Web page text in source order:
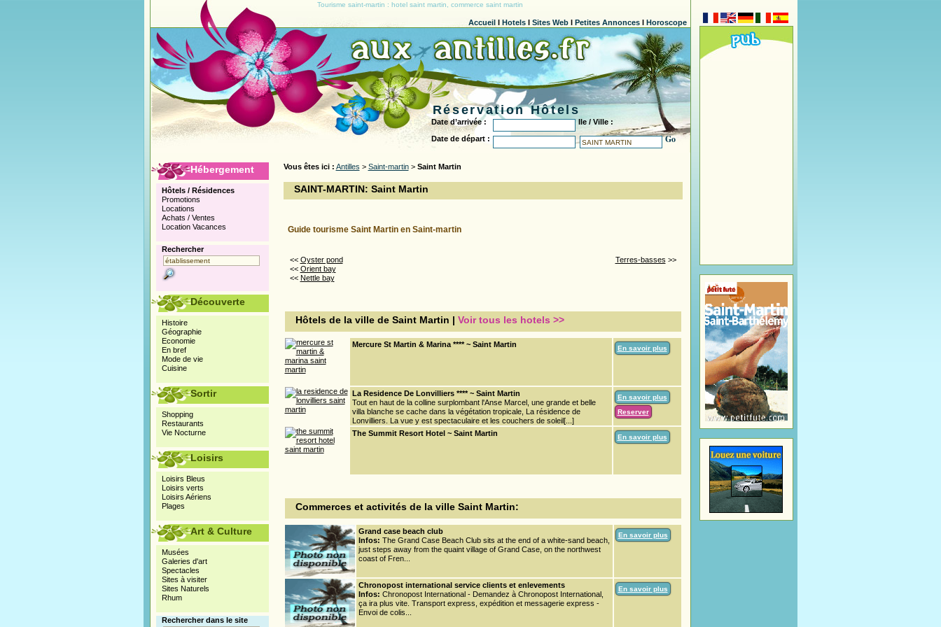
Tourisme saint-martin : hotel saint martin, commerce saint martin
Accueill Hotelsl Sites Webl Petites Annoncesl Horoscope
Réservation Hôtels
Date d’arrivée :
Ile / Ville :
Date de départ :
Go
Vous êtes ici : Antilles > Saint-martin> Saint Martin
SAINT-MARTIN: Saint Martin
Guide tourisme Saint Martin en Saint-martin
<< Oyster pond
<< Orient bay
<< Nettle bay
Terres-basses >>
Hôtels de la ville de Saint Martin | Voir tous les hotels >>
Mercure St Martin & Marina **** ~ Saint Martin En savoir plus
La Residence De Lonvilliers **** ~ Saint Martin
Tout en haut de la colline surplombant l'Anse Marcel, une grande et belle
villa blanche se cache dans la végétation tropicale, La résidence de
Lonvilliers. La vue y est spectaculaire et les couchers de soleil[...]
En savoir plus
Reserver
The Summit Resort Hotel ~ Saint Martin En savoir plus
Commerces et activités de la ville Saint Martin:
Grand case beach club
Infos: The Grand Case Beach Club sits at the end of a white-sand beach,
just steps away from the quaint village of Grand Case, on the northwest
coast of Fren...
En savoir plus
Chronopost international service clients et enlevements
Infos: Chronopost International - Demandez à Chronopost International,
ça ira plus vite. Transport express, expédition et messagerie express -
Envoi de colis...
En savoir plus
Hébergement
Hôtels / Résidences
Promotions
Locations
Achats / Ventes
Location Vacances
Rechercher
Découverte
Histoire
Géographie
Economie
En bref
Mode de vie
Cuisine
Sortir
Shopping
Restaurants
Vie Nocturne
Loisirs
Loisirs Bleus
Loisirs verts
Loisirs Aériens
Plages
Art & Culture
Musées
Galeries d'art
Spectacles
Sites à visiter
Sites Naturels
Rhum
Rechercher dans le site